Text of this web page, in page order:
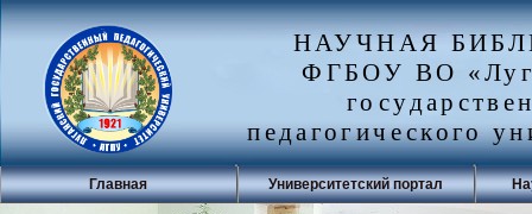
НАУЧНАЯ
ФГБОУ ВО
педагогического
Главная Университетский портал